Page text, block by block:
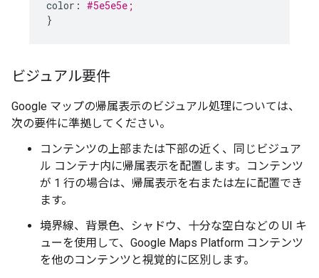
color : #5e5e5e;
}
ビジュアル要件
Google マップの帰属表示のビジュアル処理については、
次の要件に準拠してください。
コンテンツの上部または下部の近く、同じビジュア
ル コンテナ内に帰属表示を配置します。コンテンツ
が 1 行の場合は、帰属表示を右または左に配置でき
ます。
境界線、背景色、シャドウ、十分な空白などの UI キ
ューを使用して、Google Maps Platform コンテンツ
を他のコンテンツと視覚的に区別します。